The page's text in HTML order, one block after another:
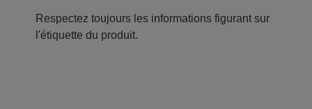
Respectez toujours les informations figurant sur
l'étiquette du produit.